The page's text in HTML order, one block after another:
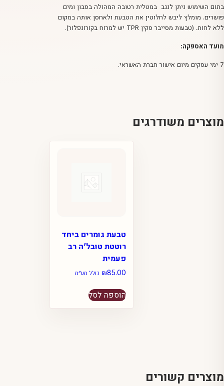
בתום השימוש ניתן לנגב במטלית רטובה המהולה בסבון ומים
פושרים. מומלץ ליבש לחלוטין את הטבעת ולאחסן אותה במקום
ללא לחות. (טבעות מסייבר סקין TPR יש למרוח בקורונפלור).
מועד האספקה:
7 ימי עסקים מיום אישור חברת האשראי.
מוצרים משודרגים
טבעת גומרים ביחד
רוטטת טובל’ה רב
פעמית
₪85.00 כולל מע״מ
הוספה לסל
מוצרים קשורים